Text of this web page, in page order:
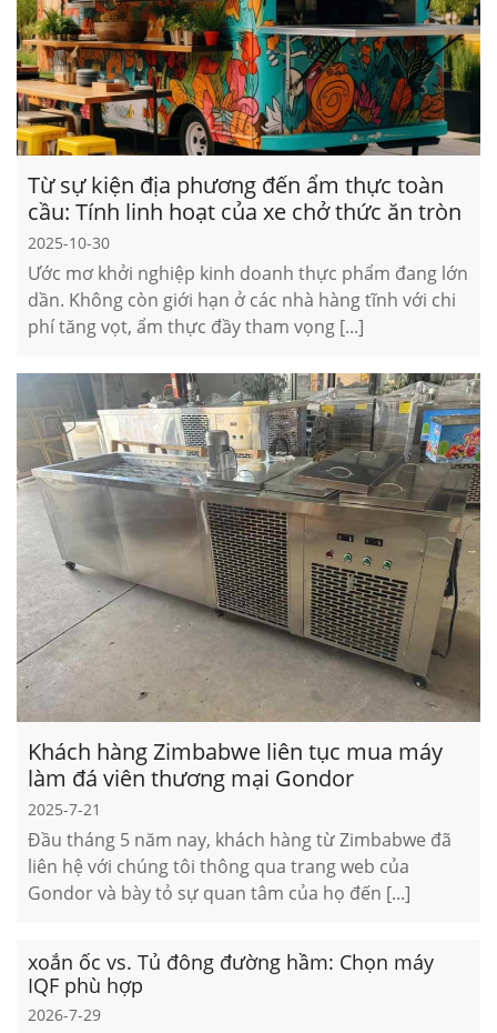
Từ sự kiện địa phương đến ẩm thực toàn
cầu: Tính linh hoạt của xe chở thức ăn tròn
2025-10-30
Ước mơ khởi nghiệp kinh doanh thực phẩm đang lớn
dần. Không còn giới hạn ở các nhà hàng tĩnh với chi
phí tăng vọt, ẩm thực đầy tham vọng [...]
Khách hàng Zimbabwe liên tục mua máy
làm đá viên thương mại Gondor
2025-7-21
Đầu tháng 5 năm nay, khách hàng từ Zimbabwe đã
liên hệ với chúng tôi thông qua trang web của
Gondor và bày tỏ sự quan tâm của họ đến [...]
xoắn ốc vs. Tủ đông đường hầm: Chọn máy
IQF phù hợp
2026-7-29